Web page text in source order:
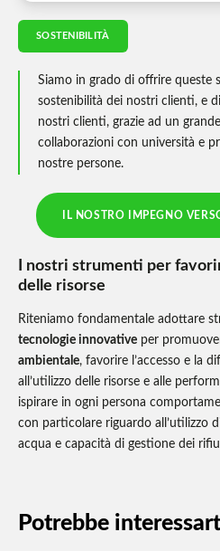
SOSTENIBILITÀ
Siamo in grado di offrire queste
sostenibilità dei nostri clienti, e
nostri clienti, grazie ad un
collaborazioni con università e
nostre persone.
IL NOSTRO IMPEGNO
I nostri strumenti per
delle risorse
Riteniamo fondamentale adottare
tecnologie innovative per
ambientale, favorire l’accesso e la
all’utilizzo delle risorse e alle
ispirare in ogni persona
con particolare riguardo all’utilizzo
acqua e capacità di gestione dei
Potrebbe